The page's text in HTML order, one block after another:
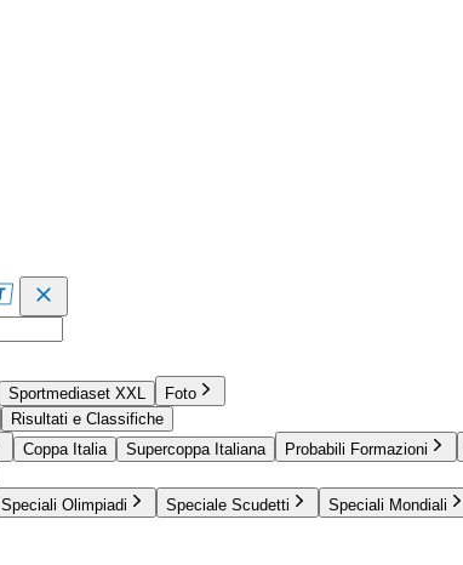
Sportmediaset XXL
Foto
Risultati e Classifiche
Coppa Italia Supercoppa Italiana Probabili Formazioni
Speciali Olimpiadi Speciale Scudetti Speciali Mondiali